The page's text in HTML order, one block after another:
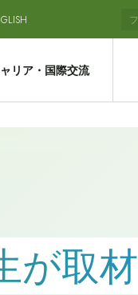
リア・国際交流
が取材